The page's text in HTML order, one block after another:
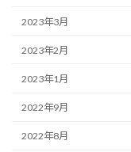
2023年3月
2023年2月
2023年1月
2022年9月
2022年8月